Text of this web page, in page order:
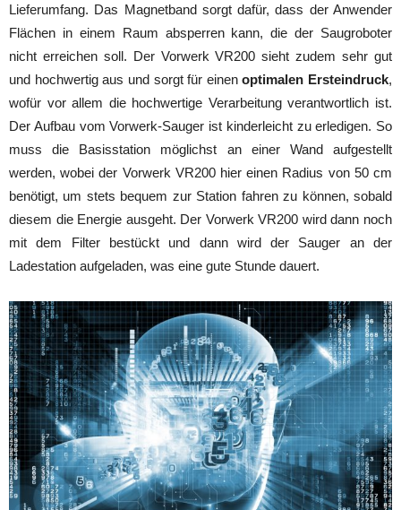
Lieferumfang. Das Magnetband sorgt dafür, dass der Anwender
Flächen in einem Raum absperren kann, die der Saugroboter
nicht erreichen soll. Der Vorwerk VR200 sieht zudem sehr gut
und hochwertig aus und sorgt für einenoptimalen Ersteindruck,
wofür vor allem die hochwertige Verarbeitung verantwortlich ist.
Der Aufbau vom Vorwerk-Sauger ist kinderleicht zu erledigen. So
muss die Basisstation möglichst an einer Wand aufgestellt
werden, wobei der Vorwerk VR200 hier einen Radius von 50 cm
benötigt, um stets bequem zur Station fahren zu können, sobald
diesem die Energie ausgeht. Der Vorwerk VR200 wird dann noch
mit dem Filter bestückt und dann wird der Sauger an der
Ladestation aufgeladen, was eine gute Stunde dauert.